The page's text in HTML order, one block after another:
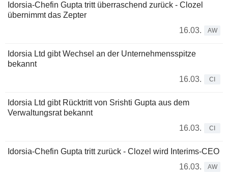
Idorsia-Chefin Gupta tritt überraschend zurück - Clozel
übernimmt das Zepter
16.03.
AW
Idorsia Ltd gibt Wechsel an der Unternehmensspitze
bekannt
16.03.
CI
Idorsia Ltd gibt Rücktritt von Srishti Gupta aus dem
Verwaltungsrat bekannt
16.03.
CI
Idorsia-Chefin Gupta tritt zurück - Clozel wird Interims-CEO
16.03.
AW